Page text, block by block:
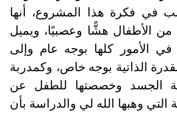
في فكرة هذا المشروع، أنها
من الأطفال هشًّا وعصبيًا، ويميل
في الأمور كلها بوجه عام وإلى
الذاتية بوجه خاص، وكمدربة
الجسد وخصصتها للطفل عن
وهبها الله لي والدراسة بأن